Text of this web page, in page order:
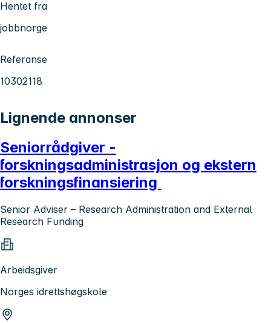
Hentet fra
jobbnorge
Referanse
10302118
Lignende annonser
Seniorrådgiver -
forskningsadministrasjon og ekstern
forskningsfinansiering
Senior Adviser – Research Administration and External
Research Funding
Arbeidsgiver
Norges idrettshøgskole